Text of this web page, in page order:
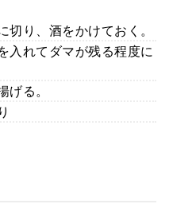
り、酒をかけておく。
入れてダマが残る程度に
る。